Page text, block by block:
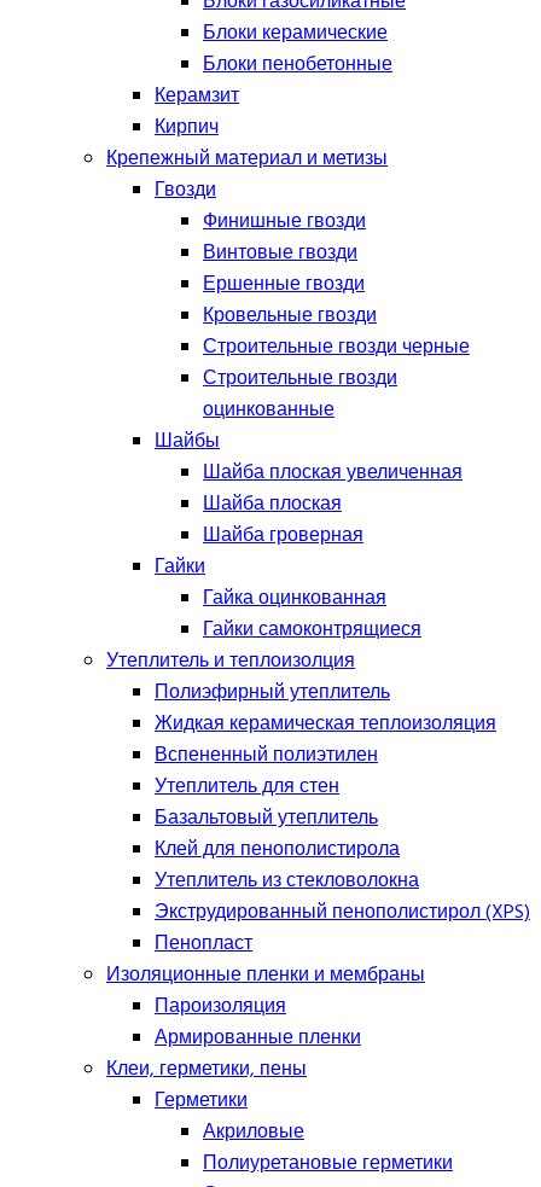
Блоки керамические
Блоки пенобетонные
Керамзит
Кирпич
Крепежный материал и метизы
Гвозди
Финишные гвозди
Винтовые гвозди
Ершенные гвозди
Кровельные гвозди
Строительные гвозди черные
Строительные гвозди
оцинкованные
Шайбы
Шайба плоская увеличенная
Шайба плоская
Шайба гроверная
Гайки
Гайка оцинкованная
Гайки самоконтрящиеся
Утеплитель и теплоизолция
Полиэфирный утеплитель
Жидкая керамическая теплоизоляция
Вспененный полиэтилен
Утеплитель для стен
Базальтовый утеплитель
Клей для пенополистирола
Утеплитель из стекловолокна
Экструдированный пенополистирол (XPS)
Пенопласт
Изоляционные пленки и мембраны
Пароизоляция
Армированные пленки
Клеи, герметики, пены
Герметики
Акриловые
Полиуретановые герметики